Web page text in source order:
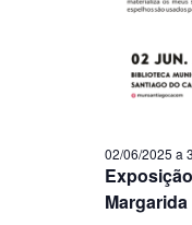
02/06/2025 a